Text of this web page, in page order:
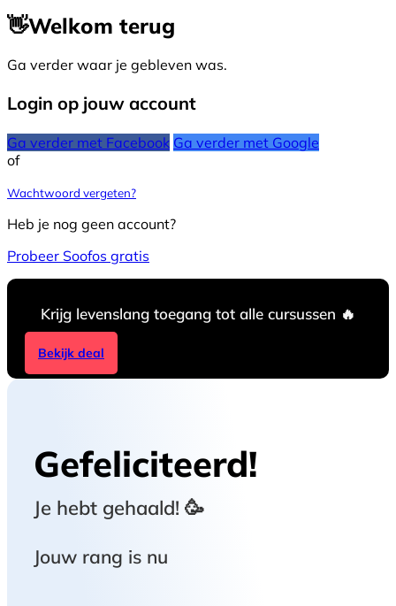
👋Welkom terug
Ga verder waar je gebleven was.
Login op jouw account
Ga verder met Facebook Ga verder met Google
of
Wachtwoord vergeten?
Heb je nog geen account?
Probeer Soofos gratis
Krijg levenslang toegang tot alle cursussen 🔥
Bekijk deal
Gefeliciteerd!
Je hebt gehaald! 🥳
Jouw rang is nu